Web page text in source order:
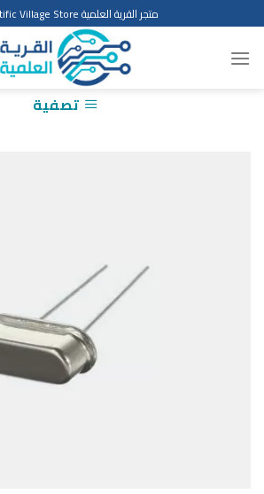
to
content
متجر القرية العلمية Scientific Village Store
تصفية